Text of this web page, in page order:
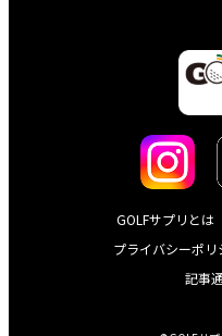
GOLFサプリとは
プライバシーポリ
記事